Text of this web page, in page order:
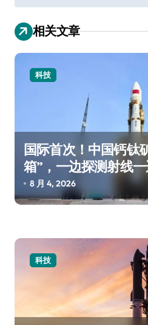
相关文章
科技
国际首次！中国钙钛
箱”，一边探测射线
8 月 4, 2026
科技